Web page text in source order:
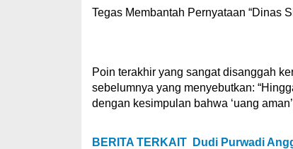
Tegas Membantah Pernyataan “Dinas
Poin terakhir yang sangat disanggah
sebelumnya yang menyebutkan:
dengan kesimpulan bahwa ‘uang
BERITA TERKAIT
Dudi Purwadi